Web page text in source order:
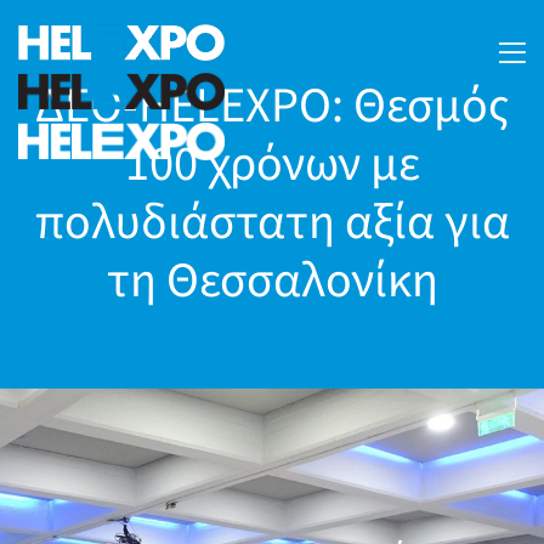
ΔΕΘ-HELEXPO: Θεσμός
100 χρόνων με
πολυδιάστατη αξία για
τη Θεσσαλονίκη